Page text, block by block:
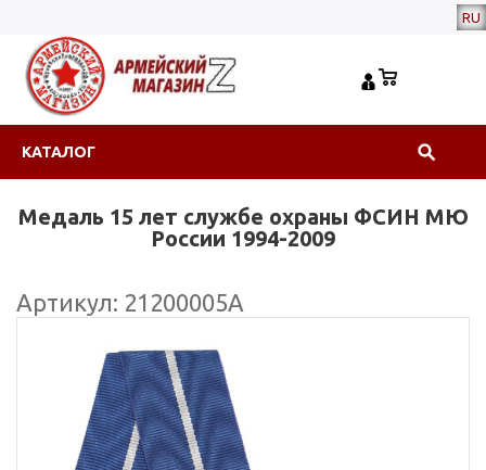
RU
КАТАЛОГ
Медаль 15 лет службе охраны ФСИН МЮ
России 1994-2009
Артикул: 21200005А